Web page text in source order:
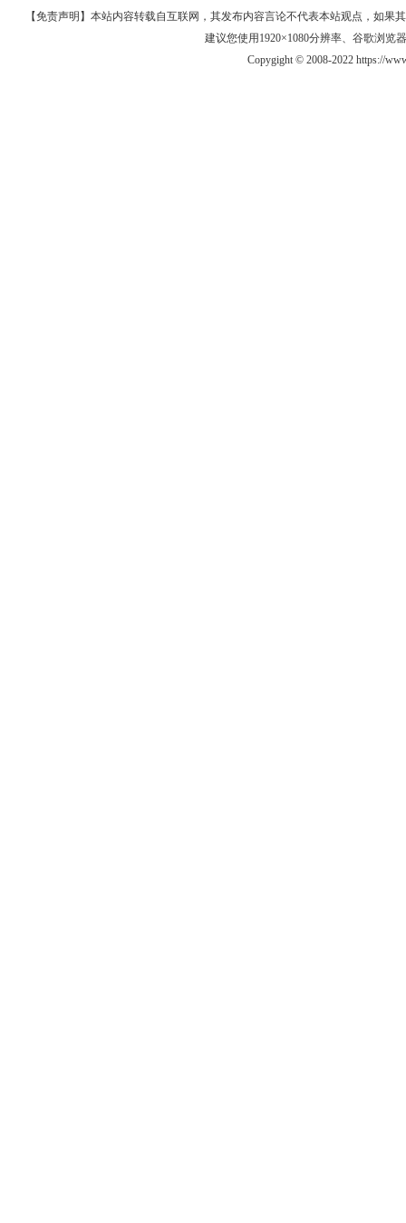
【免责声明】本站内容转载自互联网，其发布内容言论不代表本站观点，如果
建议您使用1920×1080分辨率、谷歌浏览
Copygight © 2008-2022 https://